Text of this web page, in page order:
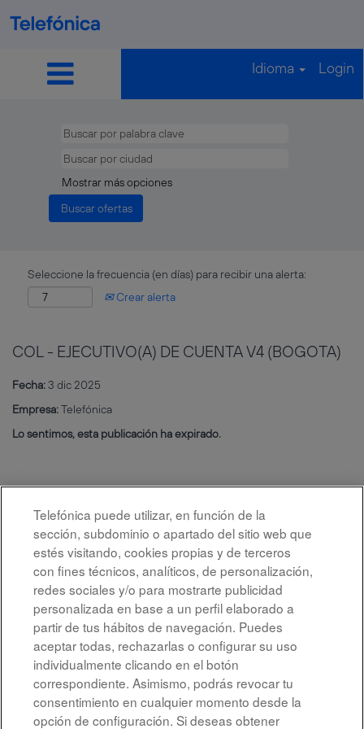
Idioma Login
Mostrar más opciones
Seleccione la frecuencia (en días) para recibir una alerta:
Crear alerta
COL - EJECUTIVO(A) DE CUENTA V4 (BOGOTA)
Fecha:3 dic 2025
Empresa:Telefónica
Lo sentimos, esta publicación ha expirado.
Aviso legal
Accesibilidad
Telefónica puede utilizar, en función de la
sección, subdominio o apartado del sitio web que
estés visitando, cookies propias y de terceros
con fines técnicos, analíticos, de personalización,
redes sociales y/o para mostrarte publicidad
personalizada en base a un perfil elaborado a
partir de tus hábitos de navegación. Puedes
aceptar todas, rechazarlas o configurar su uso
individualmente clicando en el botón
correspondiente. Asimismo, podrás revocar tu
consentimiento en cualquier momento desde la
opción de configuración. Si deseas obtener